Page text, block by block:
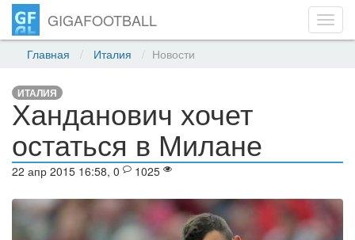
GIGAFOOTBALL
Главная Италия Новости
ИТАЛИЯ
Ханданович хочет
остаться в Милане
22 апр 2015 16:58, 0 1025